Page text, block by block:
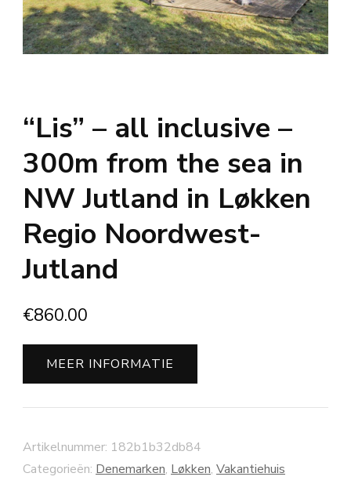
“Lis” – all inclusive –
300m from the sea in
NW Jutland in Løkken
Regio Noordwest-
Jutland
€860.00
MEER INFORMATIE
Artikelnummer: 182b1b32db84
Categorieën: Denemarken, Løkken, Vakantiehuis